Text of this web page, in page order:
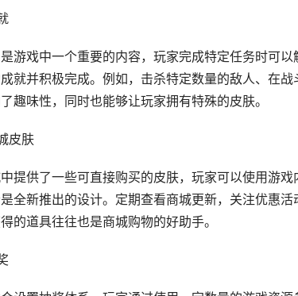
游戏中一个重要的内容，玩家完成特定任务时可
就并积极完成。例如，击杀特定数量的敌人、在
趣味性，同时也能够让玩家拥有特殊的皮肤。
皮肤
提供了一些可直接购买的皮肤，玩家可以使用游
全新推出的设计。定期查看商城更新，关注优惠
的道具往往也是商城购物的好助手。